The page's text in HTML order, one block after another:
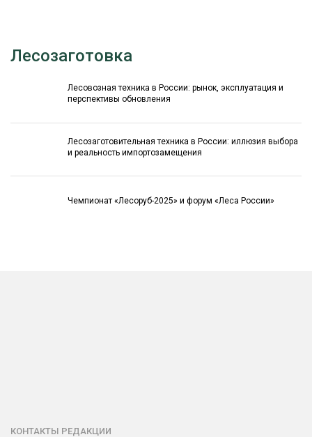
Лесозаготовка
Лесовозная техника в России: рынок, эксплуатация и
перспективы обновления
Лесозаготовительная техника в России: иллюзия выбора
и реальность импортозамещения
Чемпионат «Лесоруб-2025» и форум «Леса России»
КОНТАКТЫ РЕДАКЦИИ